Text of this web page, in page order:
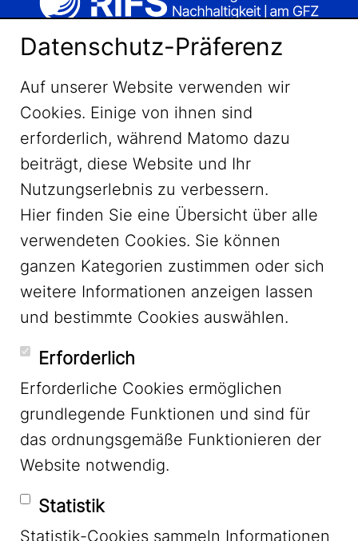
LinkedIn
YouTube
Mastodon
Datenschutz-Präferenz
Auf unserer Website verwenden wir
Cookies. Einige von ihnen sind
erforderlich, während Matomo dazu
beiträgt, diese Website und Ihr
Nutzungserlebnis zu verbessern.
Hier finden Sie eine Übersicht über alle
verwendeten Cookies. Sie können
ganzen Kategorien zustimmen oder sich
weitere Informationen anzeigen lassen
und bestimmte Cookies auswählen.
Erforderlich
Erforderliche Cookies ermöglichen
grundlegende Funktionen und sind für
das ordnungsgemäße Funktionieren der
Website notwendig.
Statistik
Statistik-Cookies sammeln Informationen